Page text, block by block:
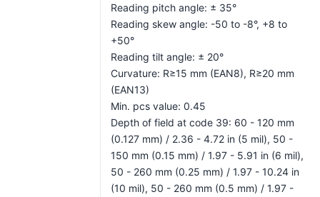
Reading pitch angle: ± 35°
Reading skew angle: -50 to -8°, +8 to
+50°
Reading tilt angle: ± 20°
Curvature: R≥15 mm (EAN8), R≥20 mm
(EAN13)
Min. pcs value: 0.45
Depth of field at code 39: 60 - 120 mm
(0.127 mm) / 2.36 - 4.72 in (5 mil), 50 -
150 mm (0.15 mm) / 1.97 - 5.91 in (6 mil),
50 - 260 mm (0.25 mm) / 1.97 - 10.24 in
(10 mil), 50 - 260 mm (0.5 mm) / 1.97 -